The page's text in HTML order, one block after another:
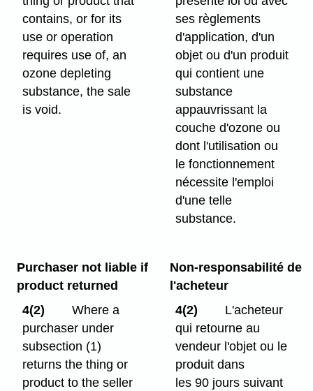
contains, or for its
use or operation
requires use of, an
ozone depleting
substance, the sale
is void.
ses règlements
d'application, d'un
objet ou d'un produit
qui contient une
substance
appauvrissant la
couche d'ozone ou
dont l'utilisation ou
le fonctionnement
nécessite l'emploi
d'une telle
substance.
Purchaser not liable if
product returned
4(2)
Where a
purchaser under
subsection (1)
returns the thing or
product to the seller
Non-responsabilité de
l'acheteur
4(2)
L'acheteur
qui retourne au
vendeur l'objet ou le
produit dans
les 90 jours suivant